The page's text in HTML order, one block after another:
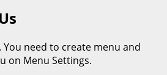
need to create menu and
on Menu Settings.